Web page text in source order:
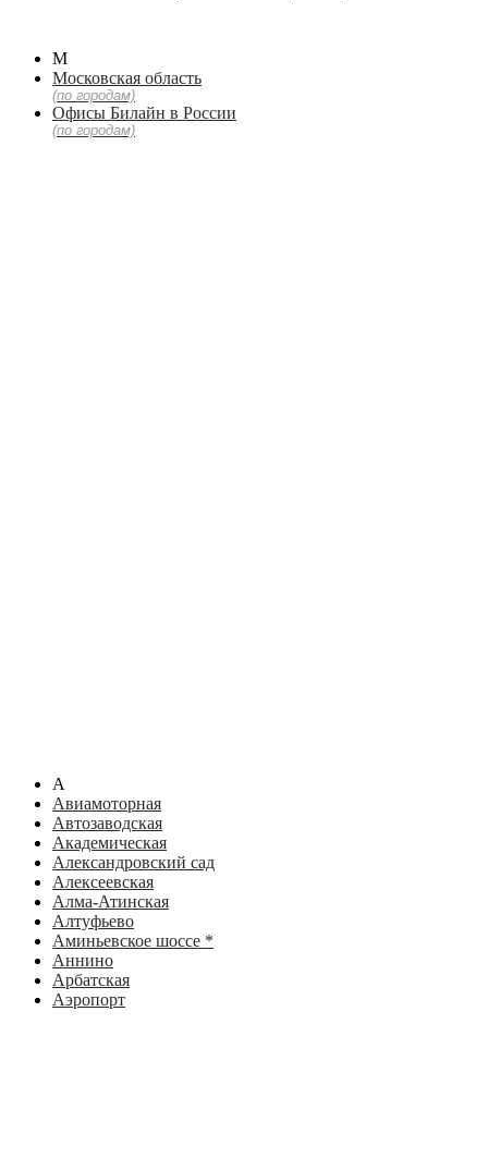
М
Московская область
(по городам)
Офисы Билайн в России
(по городам)
А
Авиамоторная
Автозаводская
Академическая
Александровский сад
Алексеевская
Алма-Атинская
Алтуфьево
Аминьевское шоссе *
Аннино
Арбатская
Аэропорт